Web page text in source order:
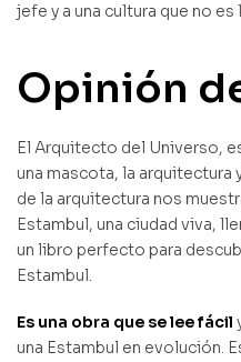
jefe y a una cultura que no es
Opinión
El Arquitecto del Universo,
una mascota, la arquitectura
de la arquitectura nos
Estambul, una ciudad viva,
un libro perfecto para
Estambul.
Es una obra que se lee fácil
una Estambul en evolución.